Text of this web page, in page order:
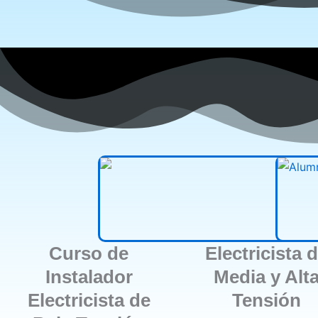
Curso de
Instalador
Electricista de
Electricista
Media y
Tensión